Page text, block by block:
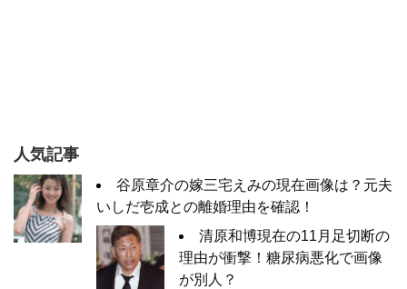
人気記事
谷原章介の嫁三宅えみの現在画像は？元夫
いしだ壱成との離婚理由を確認！
清原和博現在の11月足切断の
理由が衝撃！糖尿病悪化で画像
が別人？